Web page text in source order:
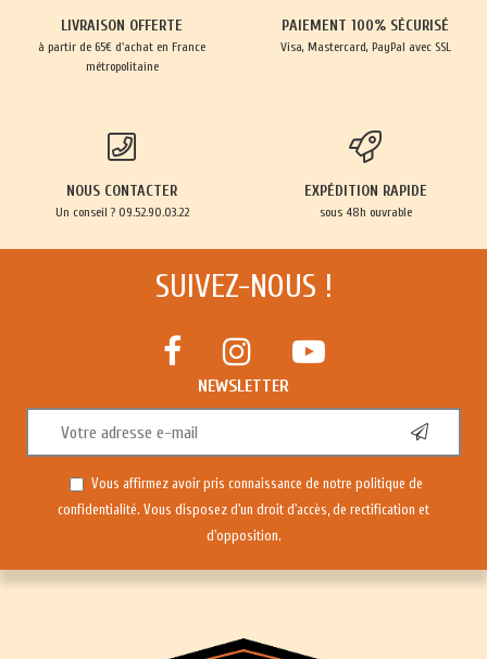
LIVRAISON OFFERTE
à partir de 65€ d'achat en France
métropolitaine
PAIEMENT 100% SÉCURISÉ
Visa, Mastercard, PayPal avec SSL
NOUS CONTACTER
Un conseil ? 09.52.90.03.22
EXPÉDITION RAPIDE
sous 48h ouvrable
SUIVEZ-NOUS !
NEWSLETTER
Vous affirmez avoir pris connaissance de notre politique de
confidentialité. Vous disposez d'un droit d'accès, de rectification et
d'opposition.